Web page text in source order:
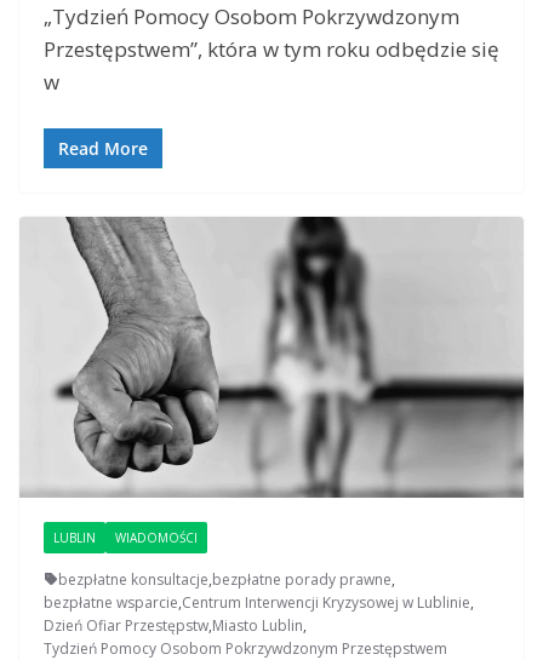
„Tydzień Pomocy Osobom Pokrzywdzonym
Przestępstwem”, która w tym roku odbędzie się
w
Read More
LUBLIN WIADOMOŚCI
bezpłatne konsultacje,bezpłatne porady prawne,
bezpłatne wsparcie,Centrum Interwencji Kryzysowej w Lublinie,
Dzień Ofiar Przestępstw,Miasto Lublin,
Tydzień Pomocy Osobom Pokrzywdzonym Przestępstwem